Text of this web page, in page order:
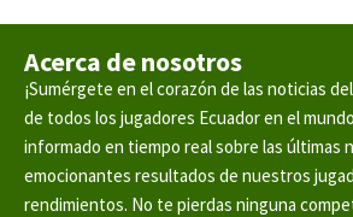
Acerca de nosotros
¡Sumérgete en el corazón de las noticias
de todos los jugadores Ecuador en el
informado en tiempo real sobre las últimas
emocionantes resultados de nuestros
rendimientos. No te pierdas ninguna